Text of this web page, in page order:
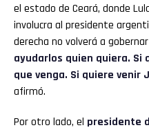
el estado de Ceará, donde
involucra al presidente
derecha no volverá a
ayudarlos quien quiera. Si
que venga. Si quiere venir
afirmó.
Por otro lado, el presidente